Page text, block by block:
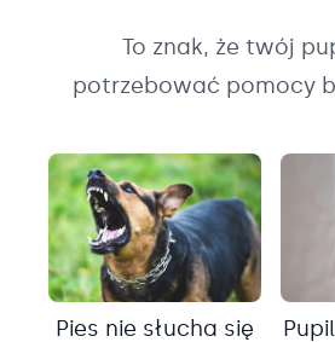
To znak, że twój
potrzebować pomocy
Pies nie słucha się